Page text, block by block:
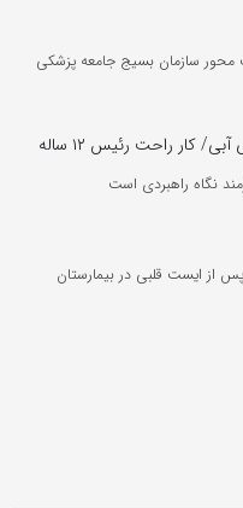
محور سازمان بسیج جامعه پزشکی
کار راحت رئیس ۱۲ ساله
نگاه راهبردی است
زن ۴۲ ساله پس از ایست قلبی در بیمارستان